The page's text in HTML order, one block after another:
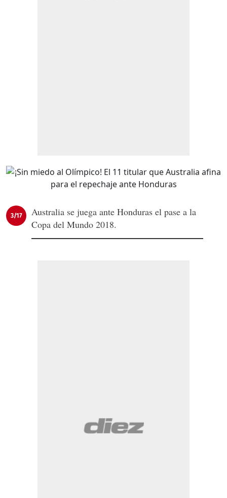
3/17
Australia se juega ante Honduras el pase a la
Copa del Mundo 2018.